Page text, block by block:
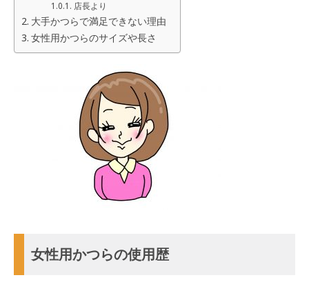
店長より
大手かつらで満足できない理由
女性用かつらのサイズや長さ
女性用かつらの使用歴